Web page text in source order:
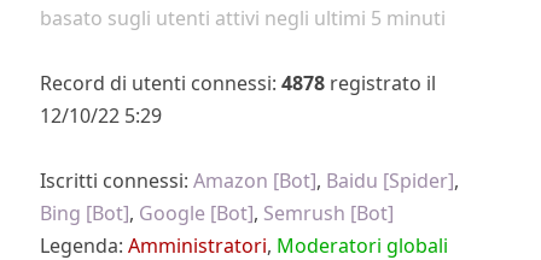
basato sugli utenti attivi negli ultimi 5 minuti
Record di utenti connessi: 4878 registrato il
12/10/22 5:29
Iscritti connessi: Amazon [Bot], Baidu [Spider],
Bing [Bot], Google [Bot], Semrush [Bot]
Legenda: Amministratori, Moderatori globali